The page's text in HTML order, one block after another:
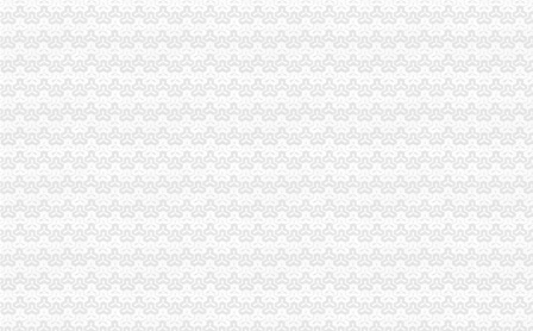
重庆广告业发展呈现四大点
铜梁局重庆发票申请保春耕专项整初战告捷
沙坪坝局巧借“三股力”重庆代账公司推进农产品商标培育发展
九龙坡局重庆代理记账四措施清理户外广告成效显著
酉局重庆代理记账四条措施积维护地方烤烟收购秩序
江津局重庆发票申请推行案例教学法培训取得实效
綦江县推行三方协作解决非公经济难问题
万盛局贯彻落实专项教育培训电视电话会议精力求“四个突破”重庆发票申请
石柱局重庆代理报税高质量高效率完成年鉴编撰工作
各区县局重庆代理报税扎实深入开展兴奋专项理工作
市重庆公司注销局副巡视员谭世贤到南川局检查指导工作
武隆局重庆代理记账鸭江工商所采取五条措施确保个协立运行
经开区局重庆代账公司三项措施加博会现场监管